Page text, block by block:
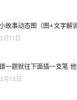
故事动态图（图+文字解说
月11日
一题就往下面插一支笔
月13日